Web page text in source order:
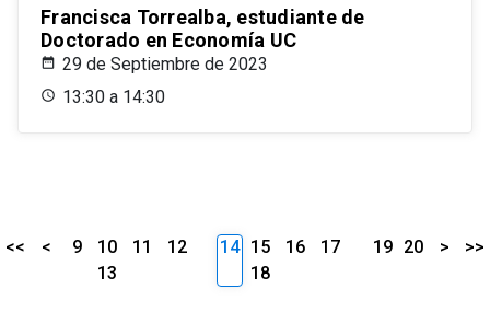
Francisca Torrealba, estudiante de
Doctorado en Economía UC
29 de Septiembre de 2023
13:30 a 14:30
<< < 9 10 11
12
13
14 15 16
17
18
19 20 > >>